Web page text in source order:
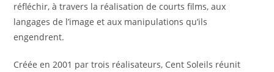
réfléchir, à travers la réalisation de courts films, aux
langages de l’image et aux manipulations qu’ils
engendrent.
Créée en 2001 par trois réalisateurs, Cent Soleils réunit